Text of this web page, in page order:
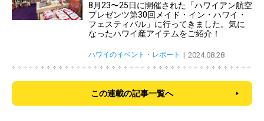
8月23〜25日に開催された「ハワイアン航空
プレゼンツ第30回メイド・イン・ハワイ・
フェスティバル」に行ってきました。気に
なったハワイ産アイテムをご紹介！
ハワイのイベント・レポート 2024.08.28
この連載の記事一覧へ